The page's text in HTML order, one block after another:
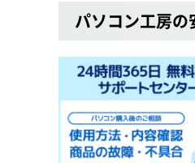
パソコン工房の